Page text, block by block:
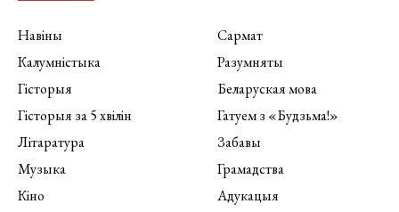
Навіны
Калумністыка
Гісторыя
Гісторыя за 5 хвілін
Літаратура
Музыка
Кіно
Сармат
Разумняты
Беларуская мова
Гатуем з «Будзьма!»
Забавы
Грамадства
Адукацыя